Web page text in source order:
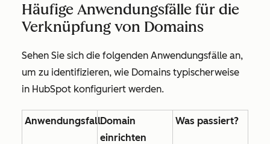
Häufige Anwendungsfälle für die
Verknüpfung von Domains
Sehen Sie sich die folgenden Anwendungsfälle an,
um zu identifizieren, wie Domains typischerweise
in HubSpot konfiguriert werden.
AnwendungsfallDomain
einrichten
Was passiert?